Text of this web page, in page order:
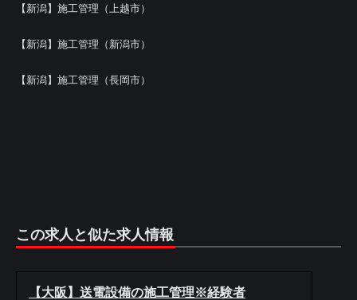
【新潟】施工管理（上越市）
【新潟】施工管理（新潟市）
【新潟】施工管理（長岡市）
この求人と似た求人情報
【大阪】送電設備の施工管理※経験者